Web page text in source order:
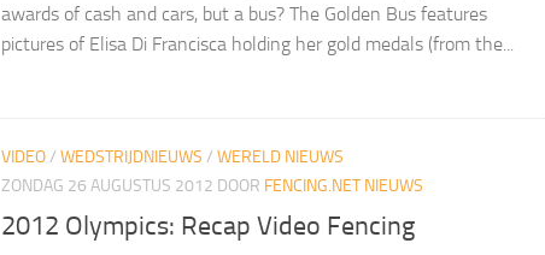
awards of cash and cars, but a bus? The Golden Bus features
pictures of Elisa Di Francisca holding her gold medals (from the...
VIDEO/ WEDSTRIJDNIEUWS / WERELD NIEUWS
ZONDAG 26 AUGUSTUS 2012 DOOR FENCING.NET NIEUWS
2012 Olympics: Recap Video Fencing